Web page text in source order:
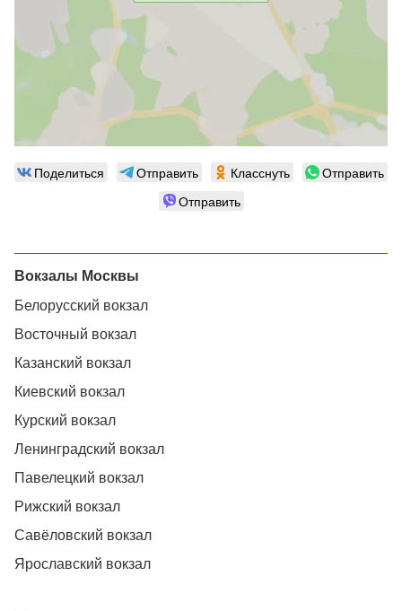
Поделиться Отправить Класснуть
Отправить
Отправить
Вокзалы Москвы
Белорусский вокзал
Восточный вокзал
Казанский вокзал
Киевский вокзал
Курский вокзал
Ленинградский вокзал
Павелецкий вокзал
Рижский вокзал
Савёловский вокзал
Ярославский вокзал